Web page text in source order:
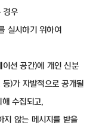
경우
실시하기 위하여
이션 공간)에 개인 신분
)가 자발적으로 공개될
수집되고,
지 않는 메시지를 받을